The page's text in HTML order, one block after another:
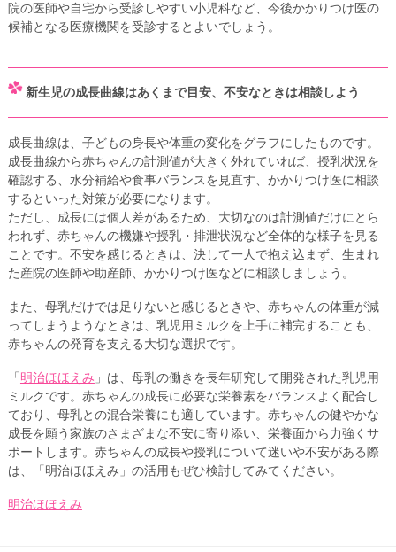
院の医師や自宅から受診しやすい小児科など、今後かかりつけ医の
候補となる医療機関を受診するとよいでしょう。
新生児の成長曲線はあくまで目安、不安なときは相談しよう
成長曲線は、子どもの身長や体重の変化をグラフにしたものです。
成長曲線から赤ちゃんの計測値が大きく外れていれば、授乳状況を
確認する、水分補給や食事バランスを見直す、かかりつけ医に相談
するといった対策が必要になります。
ただし、成長には個人差があるため、大切なのは計測値だけにとら
われず、赤ちゃんの機嫌や授乳・排泄状況など全体的な様子を見る
ことです。不安を感じるときは、決して一人で抱え込まず、生まれ
た産院の医師や助産師、かかりつけ医などに相談しましょう。
また、母乳だけでは足りないと感じるときや、赤ちゃんの体重が減
ってしまうようなときは、乳児用ミルクを上手に補完することも、
赤ちゃんの発育を支える大切な選択です。
「 明治ほほえみ 」は、母乳の働きを長年研究して開発された乳児用
ミルクです。赤ちゃんの成長に必要な栄養素をバランスよく配合し
ており、母乳との混合栄養にも適しています。赤ちゃんの健やかな
成長を願う家族のさまざまな不安に寄り添い、栄養面から力強くサ
ポートします。赤ちゃんの成長や授乳について迷いや不安がある際
は、「明治ほほえみ」の活用もぜひ検討してみてください。
明治ほほえみ